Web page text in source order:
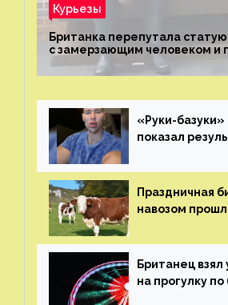
Курьезы
Британка перепутала статую
с замерзающим человеком и
о помощи
«Руки-
показал
Праздничная
навозом
Британец взял
на прогулку